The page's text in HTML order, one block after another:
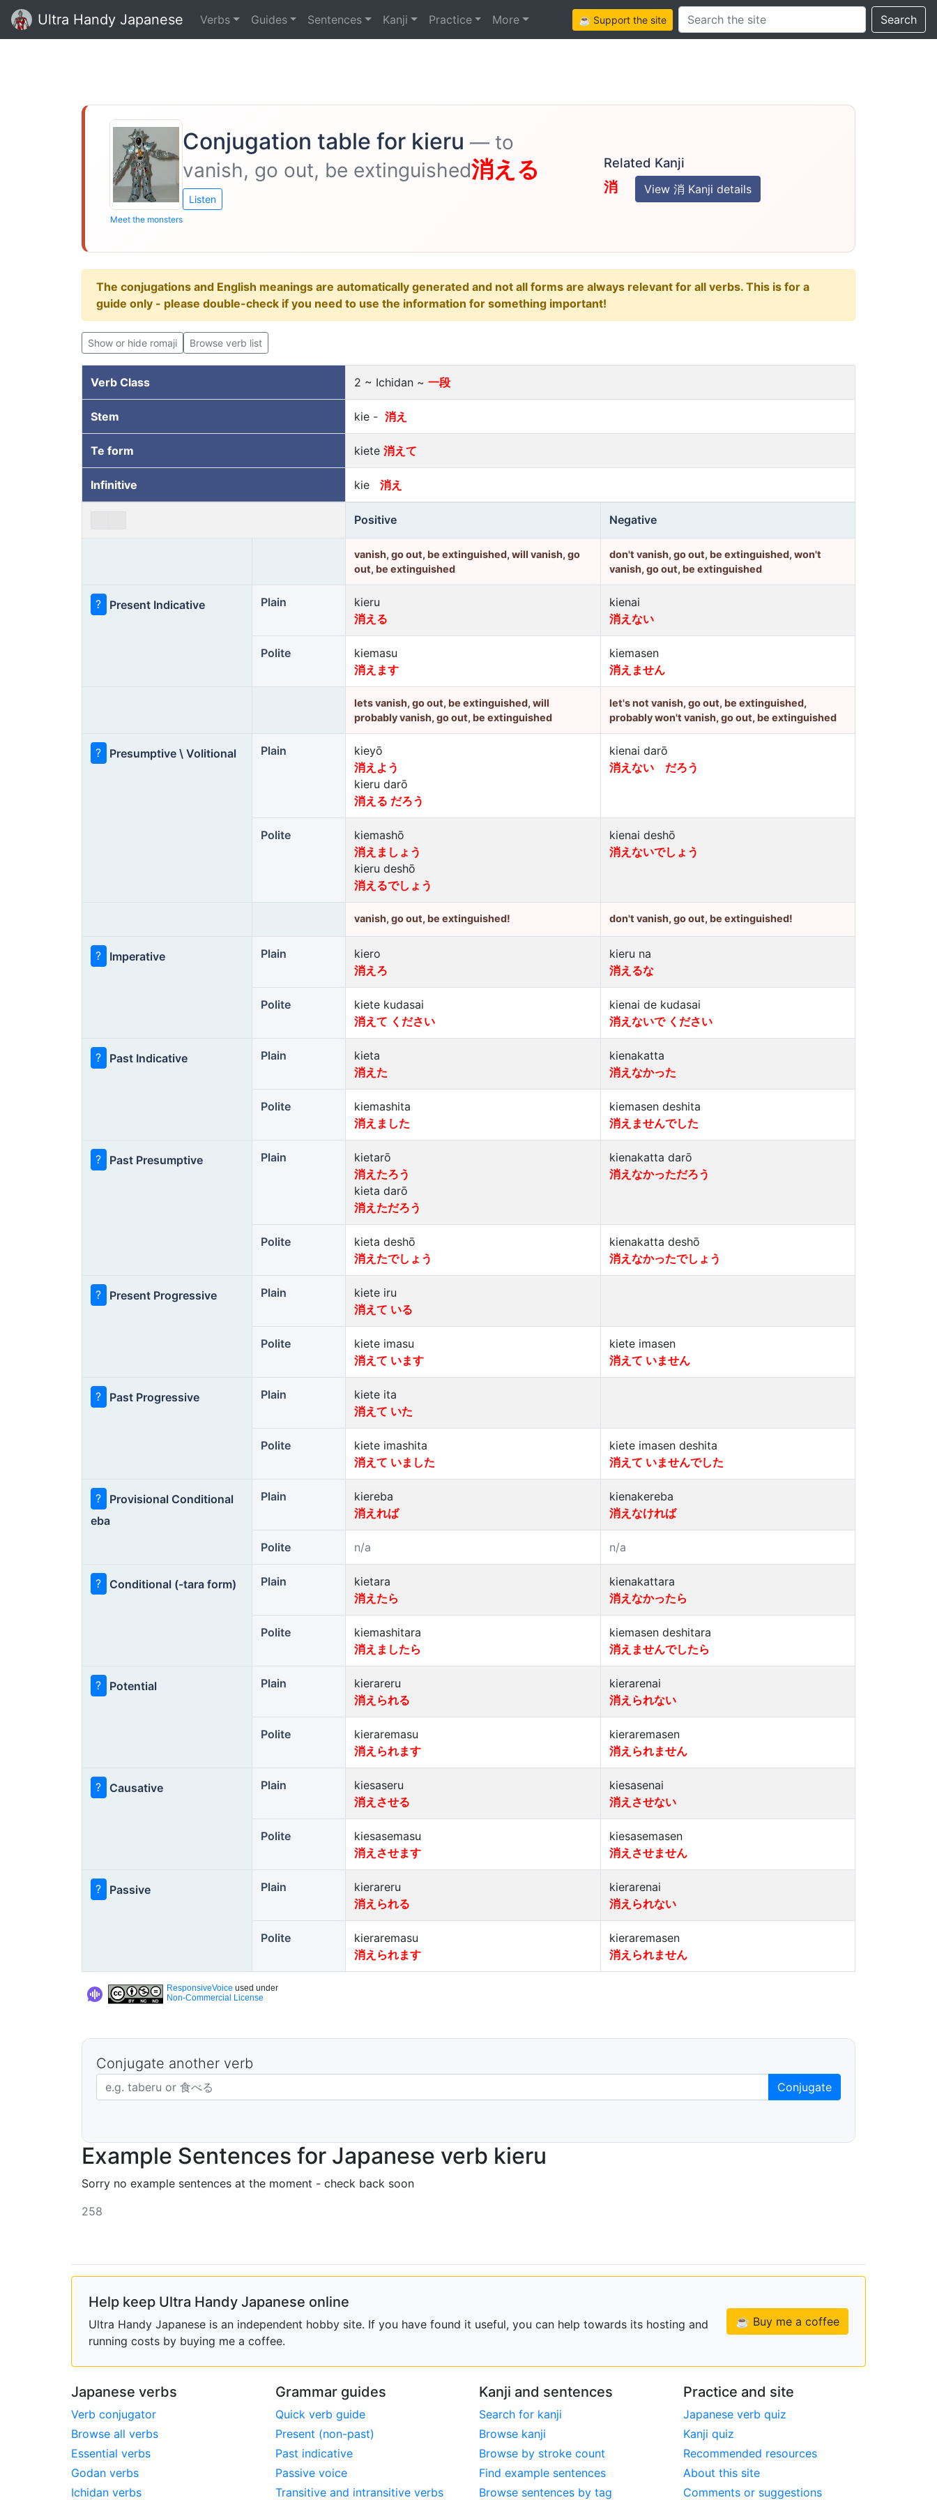
Ultra Handy Japanese Verbs Guides Sentences Kanji Practice More ☕ Support the siteSearch this site Search
Meet the monsters
Conjugation table for kieru — to
vanish, go out, be extinguished消える
Listen
Related Kanji
消 View 消 Kanji details
The conjugations and English meanings are automatically generated and not all forms are always relevant for all verbs. This is for a
guide only - please double-check if you need to use the information for something important!
Show or hide romaji Browse verb list
Verb Class 2 ~ Ichidan ~ 一段
Stem kie - 消え
Te form kiete 消えて
Infinitive kie 消え
Positive Negative
vanish, go out, be extinguished, will vanish, go
out, be extinguished
don't vanish, go out, be extinguished, won't
vanish, go out, be extinguished
? Present Indicative Plain
kieru
消える
kienai
消えない
Polite
kiemasu
消えます
kiemasen
消えません
lets vanish, go out, be extinguished, will
probably vanish, go out, be extinguished
let's not vanish, go out, be extinguished,
probably won't vanish, go out, be extinguished
? Presumptive \ Volitional Plain
kieyō
消えよう
kieru darō
消える だろう
kienai darō
消えない だろう
Polite
kiemashō
消えましょう
kieru deshō
消えるでしょう
kienai deshō
消えないでしょう
vanish, go out, be extinguished! don't vanish, go out, be extinguished!
? Imperative Plain
kiero
消えろ
kieru na
消えるな
Polite
kiete kudasai
消えて ください
kienai de kudasai
消えないで ください
? Past Indicative Plain
kieta
消えた
kienakatta
消えなかった
Polite
kiemashita
消えました
kiemasen deshita
消えませんでした
? Past Presumptive Plain
kietarō
消えたろう
kieta darō
消えただろう
kienakatta darō
消えなかっただろう
Polite
kieta deshō
消えたでしょう
kienakatta deshō
消えなかったでしょう
? Present Progressive Plain
kiete iru
消えて いる
Polite
kiete imasu
消えて います
kiete imasen
消えて いません
? Past Progressive Plain
kiete ita
消えて いた
Polite
kiete imashita
消えて いました
kiete imasen deshita
消えて いませんでした
?
Provisional Conditional
eba
Plain
kiereba
消えれば
kienakereba
消えなければ
Polite n/a n/a
? Conditional (-tara form) Plain
kietara
消えたら
kienakattara
消えなかったら
Polite
kiemashitara
消えましたら
kiemasen deshitara
消えませんでしたら
? Potential Plain
kierareru
消えられる
kierarenai
消えられない
Polite
kieraremasu
消えられます
kieraremasen
消えられません
? Causative Plain
kiesaseru
消えさせる
kiesasenai
消えさせない
Polite
kiesasemasu
消えさせます
kiesasemasen
消えさせません
? Passive Plain
kierareru
消えられる
kierarenai
消えられない
Polite
kieraremasu
消えられます
kieraremasen
消えられません
ResponsiveVoice used under
Non-Commercial License
Conjugate another verb
Japanese verb in dictionary form Conjugate
Example Sentences for Japanese verb kieru
Sorry no example sentences at the moment - check back soon
258
Help keep Ultra Handy Japanese online
Ultra Handy Japanese is an independent hobby site. If you have found it useful, you can help towards its hosting and
running costs by buying me a coffee.
☕ Buy me a coffee
Japanese verbs
Verb conjugator
Browse all verbs
Essential verbs
Godan verbs
Ichidan verbs
Grammar guides
Quick verb guide
Present (non-past)
Past indicative
Passive voice
Transitive and intransitive verbs
Kanji and sentences
Search for kanji
Browse kanji
Browse by stroke count
Find example sentences
Browse sentences by tag
Practice and site
Japanese verb quiz
Kanji quiz
Recommended resources
About this site
Comments or suggestions